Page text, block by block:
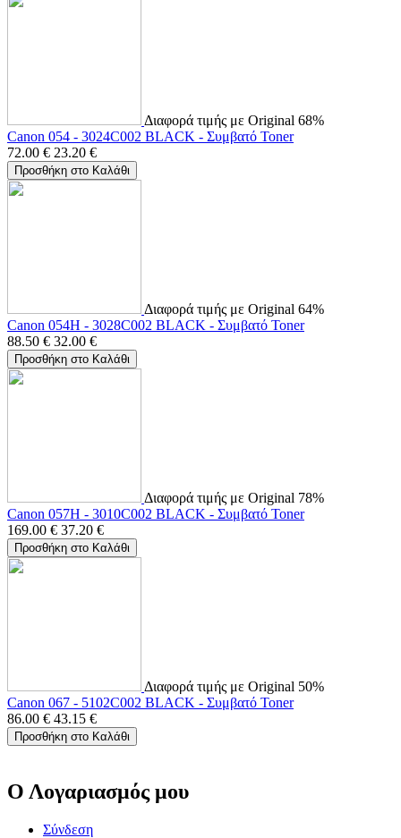
Διαφορά τιμής με Original 68%
Canon 054 - 3024C002 BLACK - Συμβατό Toner
72.00 € 23.20 €
Προσθήκη στο Καλάθι
Διαφορά τιμής με Original 64%
Canon 054H - 3028C002 BLACK - Συμβατό Toner
88.50 € 32.00 €
Προσθήκη στο Καλάθι
Διαφορά τιμής με Original 78%
Canon 057H - 3010C002 BLACK - Συμβατό Toner
169.00 € 37.20 €
Προσθήκη στο Καλάθι
Διαφορά τιμής με Original 50%
Canon 067 - 5102C002 BLACK - Συμβατό Toner
86.00 € 43.15 €
Προσθήκη στο Καλάθι
Ο Λογαριασμός μου
Σύνδεση